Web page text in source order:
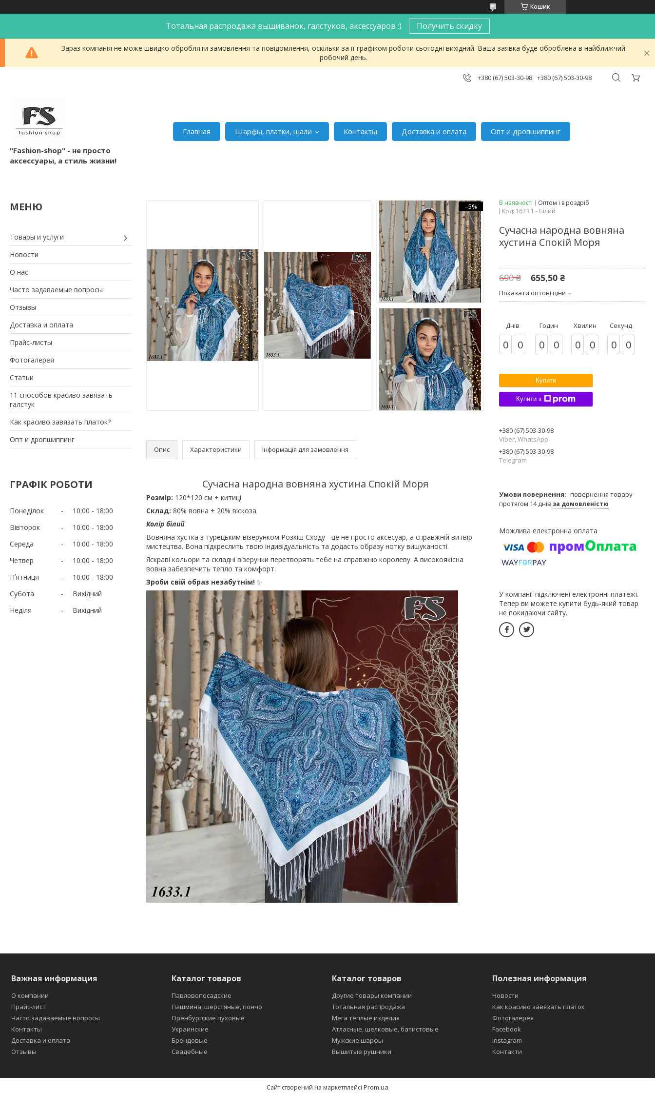
Кошик
Тотальная распродажа вышиванок, галстуков, аксессуаров :) Получить скидку
Зараз компанія не може швидко обробляти замовлення та повідомлення, оскільки за її графіком роботи сьогодні вихідний. Ваша заявка буде оброблена в найближчий
робочий день.
+380 (67) 503-30-98 +380 (67) 503-30-98
"Fashion-shop" - не просто
аксессуары, а стиль жизни!
Главная Шарфы, платки, шали Контакты Доставка и оплата Опт и дропшиппинг
Товары и услуги
Новости
О нас
Часто задаваемые вопросы
Отзывы
Доставка и оплата
Прайс-листы
Фотогалерея
Статьи
11 способов красиво завязать
галстук
Как красиво завязать платок?
Опт и дропшиппинг
ГРАФІК РОБОТИ
Понеділок 10:00
18:00
Вівторок
10:00
18:00
Середа
10:00
18:00
Четвер
10:00
18:00
Пʼятниця
10:00
18:00
Субота
Вихідний
Неділя
Вихідний
–5%
Опис Характеристики Інформація для замовлення
Сучасна народна вовняна хустина Спокій Моря
Розмір: 120*120 см + китиці
Склад: 80% вовна + 20% віскоза
Колір білий
Вовняна хустка з турецьким візерунком Розкіш Сходу - це не просто аксесуар, а справжній витвір
мистецтва. Вона підкреслить твою індивідуальність та додасть образу нотку вишуканості.
Яскраві кольори та складні візерунки перетворять тебе на справжню королеву. А високоякісна
вовна забезпечить тепло та комфорт.
Зроби свій образ незабутнім! ✨
В наявності
Оптом і в роздріб
Код: 1633.1 - Білий
Сучасна народна вовняна
хустина Спокій Моря
690 ₴ 655,50 ₴
Показати оптові ціни
Днів
0 0
Годин
0 0
Хвилин
0 0
Секунд
0 0
Купити
Купити з
+380 (67) 503-30-98
Viber, WhatsApp
+380 (67) 503-30-98
Telegram
повернення товару
протягом 14 днів за домовленістю
У компанії підключені електронні платежі.
Тепер ви можете купити будь-який товар
не покидаючи сайту.
Важная информация
О компании
Прайс-лист
Часто задаваемые вопросы
Контакты
Доставка и оплата
Отзывы
Каталог товаров
Павловопосадские
Пашмина, шерстяные, пончо
Оренбургские пуховые
Украинские
Брендовые
Свадебные
Каталог товаров
Другие товары компании
Тотальная распродажа
Мега тёплые изделия
Атласные, шелковые, батистовые
Мужские шарфы
Вышитые рушники
Полезная информация
Новости
Как красиво завязать платок
Фотогалерея
Facebook
Instagram
Контакти
Сайт створений на маркетплейсі Prom.ua